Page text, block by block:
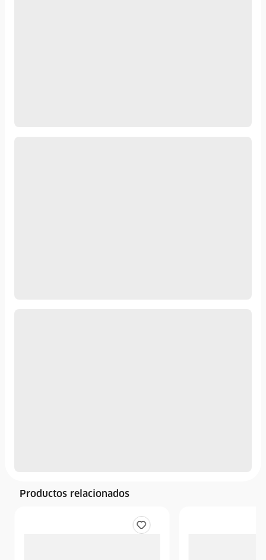
Productos relacionados